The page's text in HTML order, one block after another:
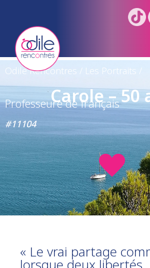
Odile Rencontres / Les Portraits /
Carole – 50
Professeure de français
#11104
« Le vrai partage